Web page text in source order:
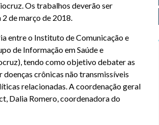
Os trabalhos deverão ser
de março de 2018.
entre o Instituto de Comunicação e
de Informação em Saúde e
tendo como objetivo debater as
crônicas não transmissíveis
relacionadas. A coordenação geral
Dalia Romero, coordenadora do